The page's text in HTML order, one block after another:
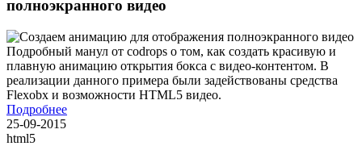
полноэкранного видео
Подробный манул от codrops о том, как создать красивую и
плавную анимацию открытия бокса с видео-контентом. В
реализации данного примера были задействованы средства
Flexobx и возможности HTML5 видео.
Подробнее
25-09-2015
html5